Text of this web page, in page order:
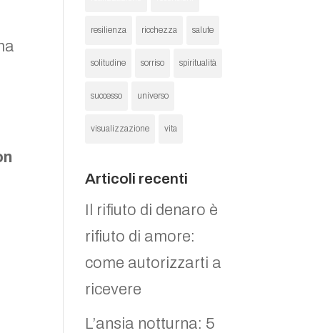
resilienza ricchezza salute
solitudine sorriso spiritualità
successo universo
visualizzazione vita
Articoli recenti
Il rifiuto di denaro è
rifiuto di amore:
come autorizzarti a
ricevere
L’ansia notturna: 5